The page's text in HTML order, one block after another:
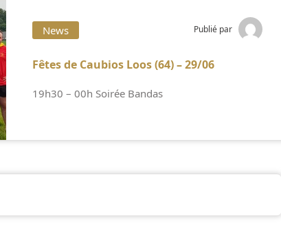
News Publié par
Fêtes de Caubios Loos (64) – 29/06
19h30 – 00h Soirée Bandas